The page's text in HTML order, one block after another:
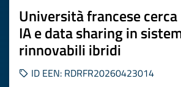
Università francese
IA e data sharing in
rinnovabili ibridi
ID EEN: RDRFR20260423014